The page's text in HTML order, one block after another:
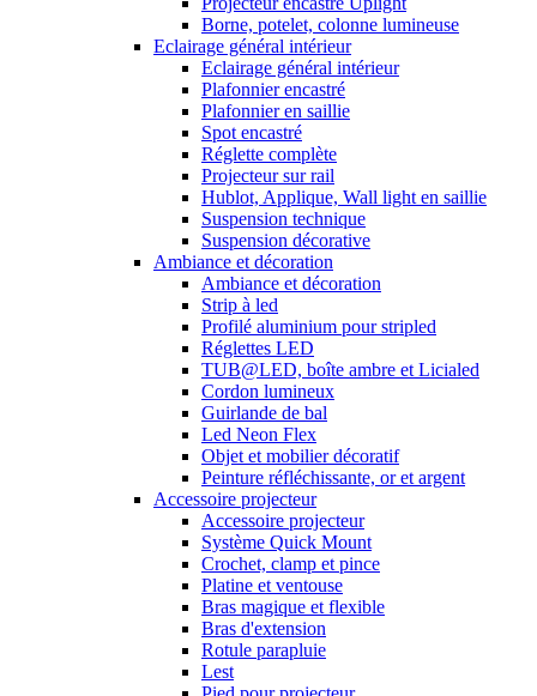
Borne, potelet, colonne lumineuse
Eclairage général intérieur
Eclairage général intérieur
Plafonnier encastré
Plafonnier en saillie
Spot encastré
Réglette complète
Projecteur sur rail
Hublot, Applique, Wall light en saillie
Suspension technique
Suspension décorative
Ambiance et décoration
Ambiance et décoration
Strip à led
Profilé aluminium pour stripled
Réglettes LED
TUB@LED, boîte ambre et Licialed
Cordon lumineux
Guirlande de bal
Led Neon Flex
Objet et mobilier décoratif
Peinture réfléchissante, or et argent
Accessoire projecteur
Accessoire projecteur
Système Quick Mount
Crochet, clamp et pince
Platine et ventouse
Bras magique et flexible
Bras d'extension
Rotule parapluie
Lest